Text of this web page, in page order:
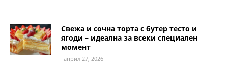
Свежа и сочна торта с бутер тесто и
ягоди – идеална за всеки специален
момент
април 27, 2026